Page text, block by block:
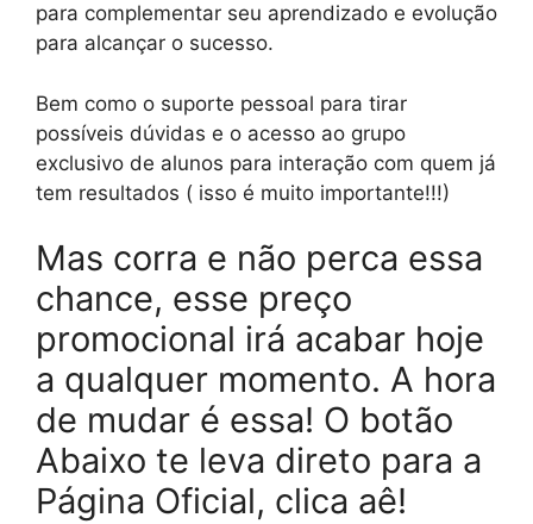
para complementar seu aprendizado e evolução
para alcançar o sucesso.
Bem como o suporte pessoal para tirar
possíveis dúvidas e o acesso ao grupo
exclusivo de alunos para interação com quem já
tem resultados ( isso é muito importante!!!)
Mas corra e não perca essa
chance, esse preço
promocional irá acabar hoje
a qualquer momento. A hora
de mudar é essa! O botão
Abaixo te leva direto para a
Página Oficial, clica aê!